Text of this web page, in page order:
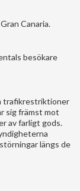
Canaria.
besökare
trafikrestriktioner
sig främst mot
av farligt gods.
längs de